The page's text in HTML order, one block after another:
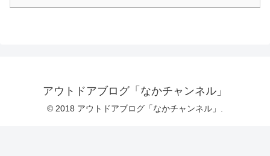
アウトドアブログ「なかチャンネル」
© 2018 アウトドアブログ「なかチャンネル」.